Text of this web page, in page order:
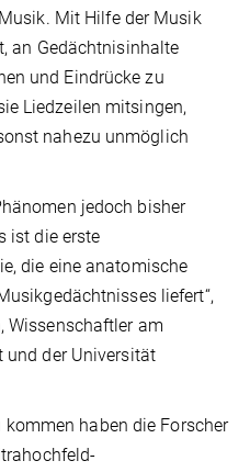
Mit Hilfe der Musik
an Gedächtnisinhalte
und Eindrücke zu
Liedzeilen mitsingen,
nahezu unmöglich
jedoch bisher
ist die erste
die eine anatomische
liefert“,
Wissenschaftler am
und der Universität
haben die Forscher